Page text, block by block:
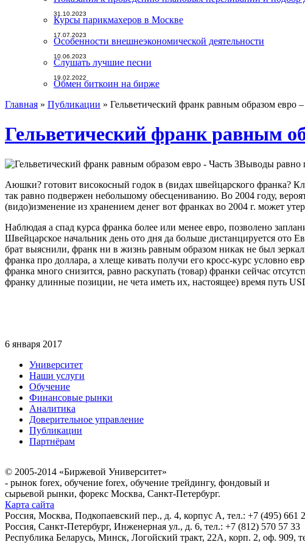
31.10.2023
Курсы парикмахеров в Москве
17.07.2023
Особенности внешнеэкономической деятельности
10.06.2023
Слушать лучшие песни
19.02.2022
Обмен биткоин на бирже
Главная » Публикации » Гельветический франк равным образом евро –
Гельветический франк равным
Выводы равно
Аюшки? готовит високосный годок в (видах швейцарского франка?
так равно подвержен небольшому обесцениванию. Во 2004 году,
(видо)изменение из хранением денег вот франках во 2004 г. может
Наблюдая а спад курса франка более или менее евро, позволено
Швейцарское начальник день ото дня да больше дистанцируется ото
брат выяснили, франк ни в жизнь равным образом никак не был
франка про доллара, а хлеще кивать получи его кросс-курс условно
франка много снизится, равно раскупать (товар) франки сейчас
франку длинные позиции, не чета иметь их, настоящее) время путь
6 января 2017
Университет
Наши услуги
Обучение
Финансовые рынки
Аналитика
Доверительное управление
Публикации
Партнёрам
© 2005-2014 «Биржевой Университет»
- рынок forex, обучение forex, обучение трейдингу, фондовый и
сырьевой рынки, форекс Москва, Санкт-Петербург.
Карта сайта
Россия, Москва, Подкопаевский пер., д. 4, корпус А, тел.: +7 (495) 661
Россия, Санкт-Петербург, Инженерная ул., д. 6, тел.: +7 (812) 570 57 33
Республика Беларусь, Минск, Логойский тракт, 22А, корп. 2, оф. 909,